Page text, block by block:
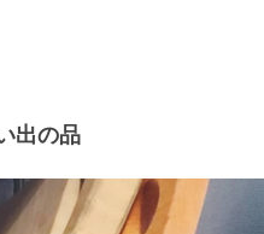
出の品